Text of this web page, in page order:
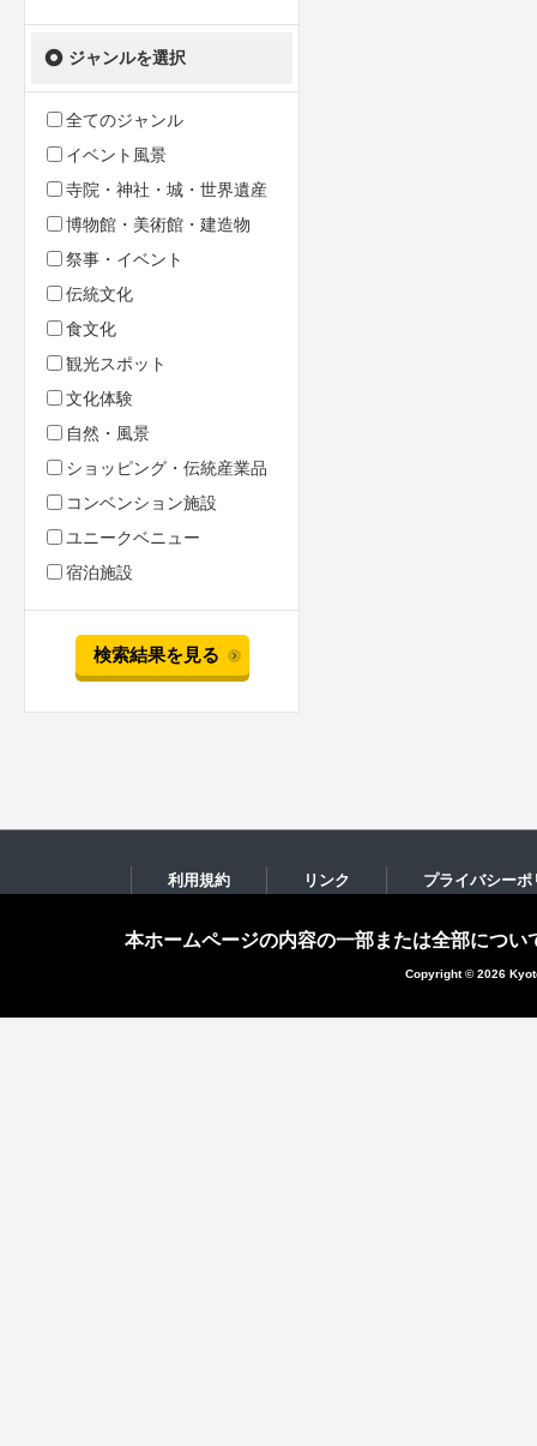
ジャンルを選択
全てのジャンル
イベント風景
寺院・神社・城・世界遺産
博物館・美術館・建造物
祭事・イベント
伝統文化
食文化
観光スポット
文化体験
自然・風景
ショッピング・伝統産業品
コンベンション施設
ユニークベニュー
宿泊施設
検索結果を見る
利用規約 リンク プライバシーポ
本ホームページの内容の一部または全部につ
Copyright © 2026